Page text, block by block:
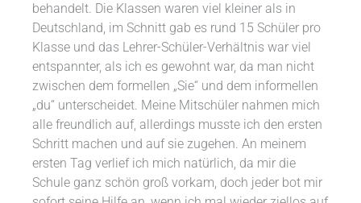
behandelt. Die Klassen waren viel kleiner als in
Deutschland, im Schnitt gab es rund 15 Schüler pro
Klasse und das Lehrer-Schüler-Verhältnis war viel
entspannter, als ich es gewohnt war, da man nicht
zwischen dem formellen „Sie“ und dem informellen
„du“ unterscheidet. Meine Mitschüler nahmen mich
alle freundlich auf, allerdings musste ich den ersten
Schritt machen und auf sie zugehen. An meinem
ersten Tag verlief ich mich natürlich, da mir die
Schule ganz schön groß vorkam, doch jeder bot mir